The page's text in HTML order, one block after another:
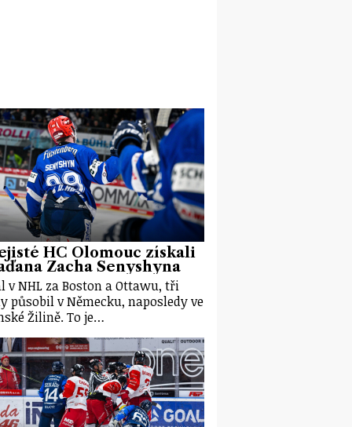
HC Olomouc získali
Zacha Senyshyna
v NHL za Boston a Ottawu, tři
působil v Německu, naposledy ve
Žilině. To je…